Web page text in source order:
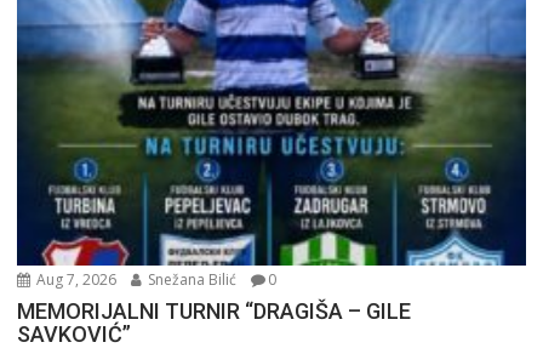
Aug 7, 2026 Snežana Bilić 0
MEMORIJALNI TURNIR “DRAGIŠA – GILE
SAVKOVIĆ”